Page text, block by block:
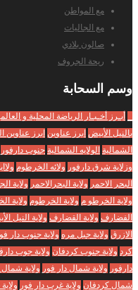
مع المواطن
مع الجاليات
صالون بلادي
ريحة الجروف
وسم السحابة
أبـرز أخـبـار الرياضة المحلية و
بالنيل الأبيض ابرز عناوين ابرز
الشمالية الولايه الشمالية جنوب دارفور
وزلاية شرق دارفور ولائه الخرطوم
البحر الاحمر ولاية البحرالاحمر ولاية
ولاية الخرطو م ولاية الخرطوم ولاية
الفضارف ولاية القضارف ولاية النيل
الازرق ولاية جبل مره ولاية جنوب دار
كرد ولاية جنوب كردفان ولاية جوب
دارفور ولاية شمال دار فور ولاية شمال
شمال كردفان ولاية غرب دار فور